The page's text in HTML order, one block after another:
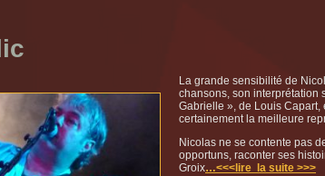
La grande sensibilité de
chansons, son interprétation
Gabrielle », de Louis Capart,
certainement la meilleure
Nicolas ne se contente pas
opportuns, raconter ses
Groix…<<<lire la suite >>>